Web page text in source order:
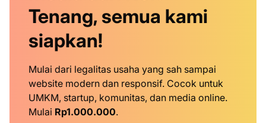
Tenang, semua kami
siapkan!
Mulai dari legalitas usaha yang sah sampai
website modern dan responsif. Cocok untuk
UMKM, startup, komunitas, dan media online.
Mulai Rp1.000.000.